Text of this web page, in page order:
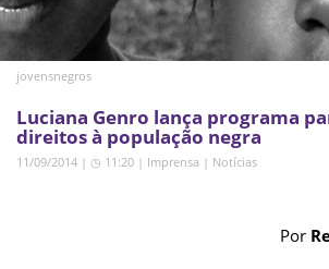
jovensnegros
Luciana Genro lança programa
direitos à população negra
11/09/2014 | ◷ 11:20 | Imprensa | Notícias
Por